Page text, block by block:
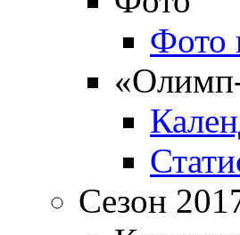
Фото
Сезон